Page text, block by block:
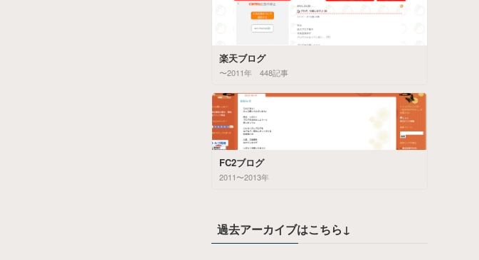
楽天ブログ
〜2011年 448記事
FC2ブログ
2011〜2013年
過去アーカイブはこちら↓